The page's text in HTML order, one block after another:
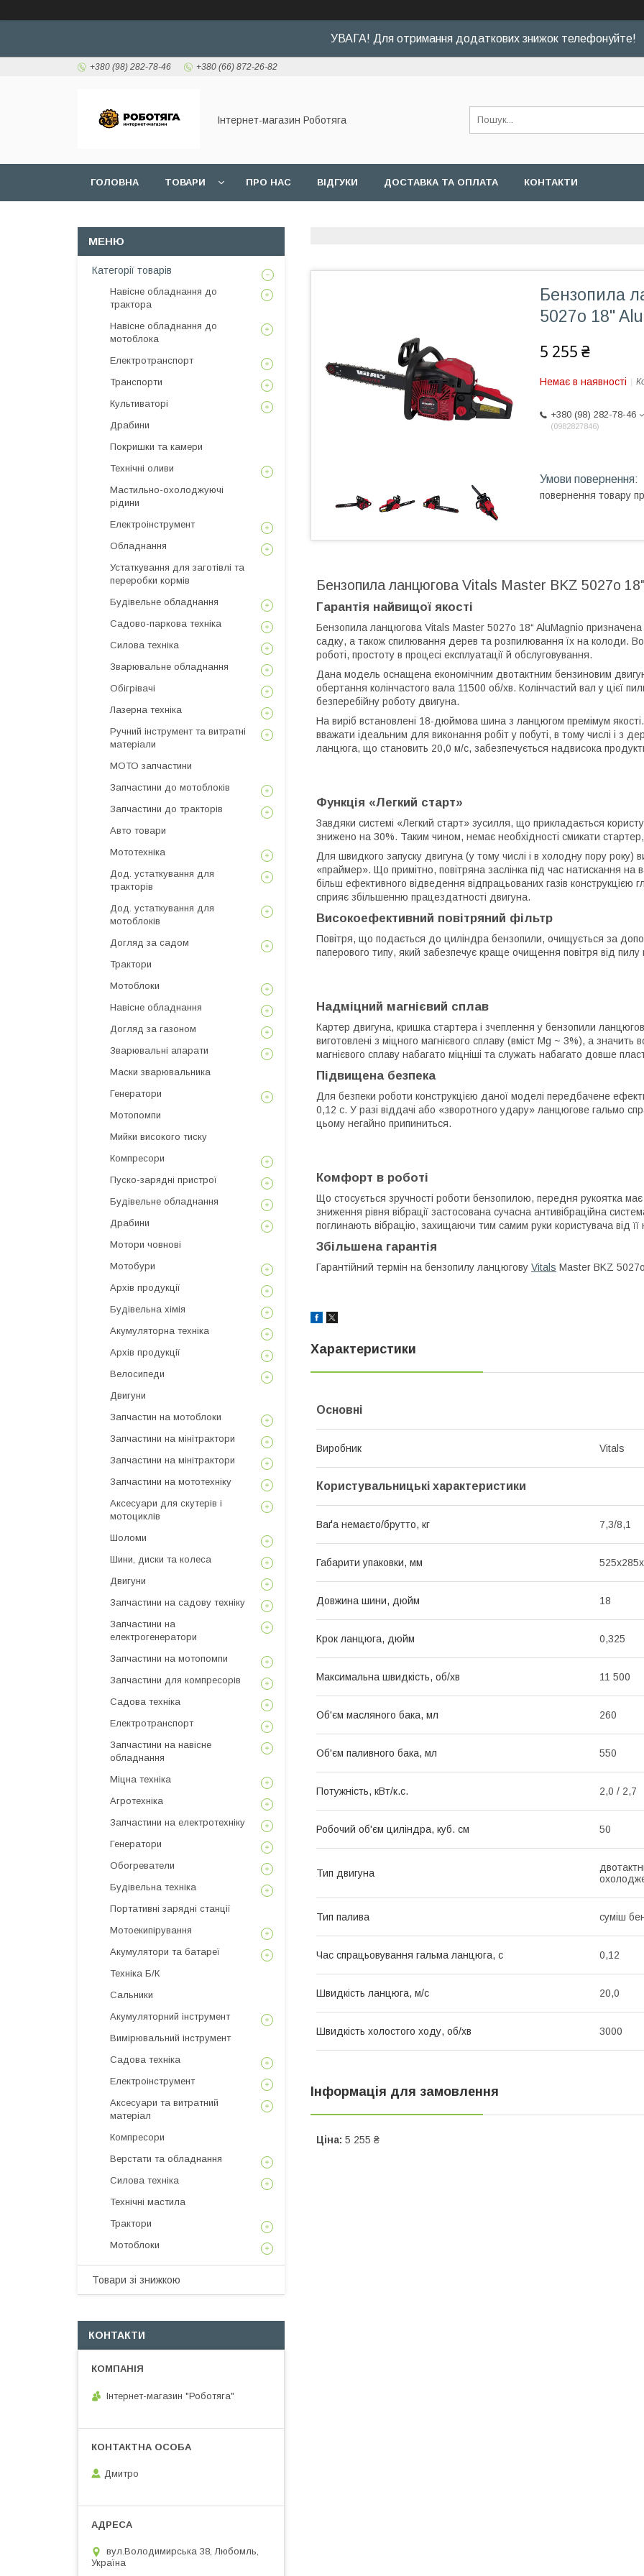
УВАГА! Для отримання додаткових знижок телефонуйте!
+380 (98) 282-78-46 +380 (66) 872-26-82
Інтернет-магазин Роботяга
ГОЛОВНА ТОВАРИ ПРО НАС ВІДГУКИ ДОСТАВКА ТА ОПЛАТА КОНТАКТИ
Бензопила
5027o 18"
5 255 ₴
Немає в наявності
+380 (98) 282-78-46
0982827846
повернення товару
Бензопила ланцюгова Vitals Master BKZ 5027o
Гарантія найвищої якості
Бензопила ланцюгова Vitals Master 5027o 18“ AluMagnio призначена
садку, а також спилювання дерев та розпилювання їх на колоди.
роботі, простоту в процесі експлуатації й обслуговування.
Дана модель оснащена економічним двотактним бензиновим
обертання колінчастого вала 11500 об/хв. Колінчастий вал у цієї
безперебійну роботу двигуна.
На виріб встановлені 18-дюймова шина з ланцюгом премімум
вважати ідеальним для виконання робіт у побуті, в тому числі і з
ланцюга, що становить 20,0 м/с, забезпечується надвисока
Функція «Легкий старт»
Завдяки системі «Легкий старт» зусилля, що прикладається
знижено на 30%. Таким чином, немає необхідності смикати
Для швидкого запуску двигуна (у тому числі і в холодну пору року)
«праймер». Що примітно, повітряна заслінка під час натискання
більш ефективного відведення відпрацьованих газів конструкцією
сприяє збільшенню працездатності двигуна.
Високоефективний повітряний фільтр
Повітря, що подається до циліндра бензопили, очищується за
паперового типу, який забезпечує краще очищення повітря від пилу
Надміцний магнієвий сплав
Картер двигуна, кришка стартера і зчеплення у бензопили
виготовлені з міцного магнієвого сплаву (вміст Mg ~ 3%), а значить
магнієвого сплаву набагато міцніші та служать набагато довше
Підвищена безпека
Для безпеки роботи конструкцією даної моделі передбачене
0,12 c. У разі віддачі або «зворотного удару» ланцюгове гальмо
цьому негайно припиниться.
Комфорт в роботі
Що стосується зручності роботи бензопилою, передня рукоятка
зниження рівня вібрації застосована сучасна антивібраційна
поглинають вібрацію, захищаючи тим самим руки користувача від її
Збільшена гарантія
Гарантійний термін на бензопилу ланцюгову Vitals Master BKZ
Характеристики
Основні
Виробник Vitals
Користувальницькі характеристики
Ваґа немаєто/брутто, кг 7,3/8,1
Габарити упаковки, мм
Довжина шини, дюйм 18
Крок ланцюга, дюйм 0,325
Максимальна швидкість, об/хв 11 500
Об'єм масляного бака, мл 260
Об'єм паливного бака, мл 550
Потужність, кВт/к.с. 2,0 / 2,7
Робочий об'єм циліндра, куб. см 50
Тип двигуна
Тип палива суміш
Час спрацьовування гальма ланцюга, с 0,12
Швидкість ланцюга, м/c 20,0
Швидкість холостого ходу, об/хв 3000
Інформація для замовлення
Ціна: 5 255 ₴
Категорії товарів
Навісне обладнання до
трактора
Навісне обладнання до
мотоблока
Електротранспорт
Транспорти
Культиваторі
Драбини
Покришки та камери
Технічні оливи
Мастильно-охолоджуючі
рідини
Електроінструмент
Обладнання
Устаткування для заготівлі та
переробки кормів
Будівельне обладнання
Садово-паркова техніка
Силова техніка
Зварювальне обладнання
Обігрівачі
Лазерна техніка
Ручний інструмент та витратні
матеріали
МОТО запчастини
Запчастини до мотоблоків
Запчастини до тракторів
Авто товари
Мототехніка
Дод. устаткування для
тракторів
Дод. устаткування для
мотоблоків
Догляд за садом
Трактори
Мотоблоки
Навісне обладнання
Догляд за газоном
Зварювальні апарати
Маски зварювальника
Генератори
Мотопомпи
Мийки високого тиску
Компресори
Пуско-зарядні пристрої
Будівельне обладнання
Драбини
Мотори човнові
Мотобури
Архів продукції
Будівельна хімія
Акумуляторна техніка
Архів продукції
Велосипеди
Двигуни
Запчастин на мотоблоки
Запчастини на мінітрактори
Запчастини на мінітрактори
Запчастини на мототехніку
Аксесуари для скутерів і
мотоциклів
Шоломи
Шини, диски та колеса
Двигуни
Запчастини на садову техніку
Запчастини на
електрогенератори
Запчастини на мотопомпи
Запчастини для компресорів
Садова техніка
Електротранспорт
Запчастини на навісне
обладнання
Міцна техніка
Агротехніка
Запчастини на електротехніку
Генератори
Обогреватели
Будівельна техніка
Портативні зарядні станції
Мотоекипірування
Акумулятори та батареї
Техніка Б/К
Сальники
Акумуляторний інструмент
Вимірювальний інструмент
Садова техніка
Електроінструмент
Аксесуари та витратний
матеріал
Компресори
Верстати та обладнання
Силова техніка
Технічні мастила
Трактори
Мотоблоки
Товари зі знижкою
КОНТАКТИ
Інтернет-магазин "Роботяга"
Дмитро
вул.Володимирська 38, Любомль,
Україна